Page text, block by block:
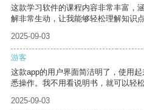
这款学习软件的课程内容非常丰富，
解非常生动，让我能够轻松理解知识点
2025-09-03
游客
这款app的用户界面简洁明了，使用
悉操作。我不用看说明书，就可以轻
2025-09-03